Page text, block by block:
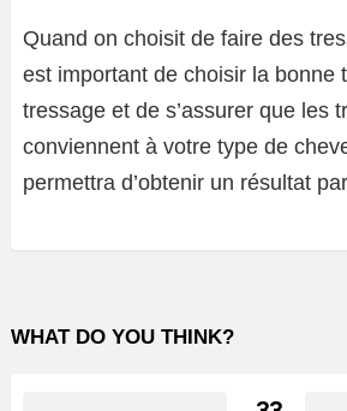
Quand on choisit de faire des
est important de choisir la bonne
tressage et de s’assurer que les
conviennent à votre type de
permettra d’obtenir un résultat
WHAT DO YOU THINK?